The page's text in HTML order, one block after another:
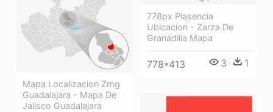
778px Plasencia
Ubicacion - Zarza De
Granadilla Mapa
778*413 3 1
Mapa Localizacion Zmg
Guadalajara - Mapa De
Jalisco Guadalajara